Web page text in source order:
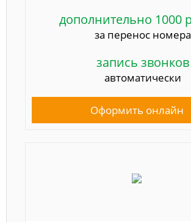
дополнительно 1000
за перенос номера
запись звонков
автоматически
Оформить онлайн